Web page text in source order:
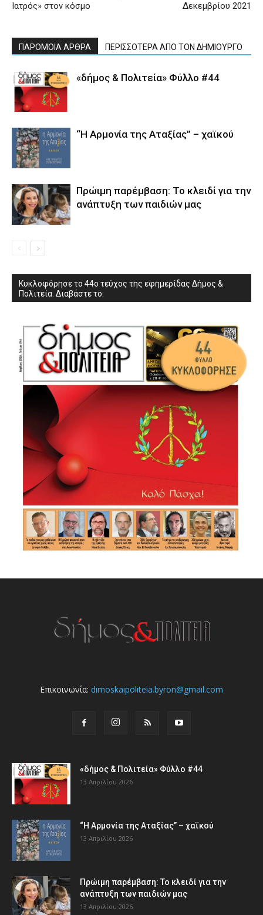
Ιατρός» στον κόσμο
Δεκεμβρίου 2021
ΠΑΡΟΜΟΙΑ ΑΡΘΡΑ ΠΕΡΙΣΣΟΤΕΡΑ ΑΠΟ ΤΟΝ ΔΗΜΙΟΥΡΓΟ
«δήμος & Πολιτεία» Φύλλο #44
“Η Αρμονία της Αταξίας” – χαϊκού
Πρώιμη παρέμβαση: Το κλειδί για την
ανάπτυξη των παιδιών µας
Κυκλοφόρησε το 44ο τεύχος της εφημερίδας Δήμος &
Πολιτεία. Διαβάστε το:
Επικοινωνία: dimoskaipoliteia.byron@gmail.com
«δήμος & Πολιτεία» Φύλλο #44
13 Απριλίου 2026
“Η Αρμονία της Αταξίας” – χαϊκού
13 Απριλίου 2026
Πρώιμη παρέμβαση: Το κλειδί για την
ανάπτυξη των παιδιών µας
13 Απριλίου 2026